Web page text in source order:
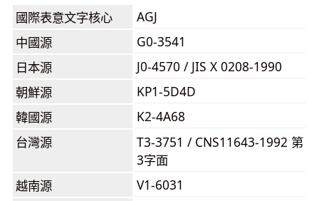
國際表意文字核心
AGJ
中國源
G0-3541
日本源
J0-4570 / JIS X 0208-1990
朝鮮源
KP1-5D4D
韓國源
K2-4A68
台灣源
T3-3751 / CNS11643-1992 第
3字面
越南源
V1-6031